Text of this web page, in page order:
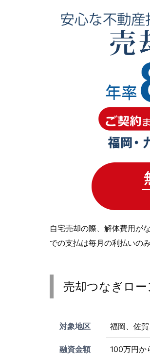
自宅売却の際、解体費用が
での支払は毎月の利払いのみ
売却つなぎロ
対象地区 福岡、佐
融資金額 100万円か